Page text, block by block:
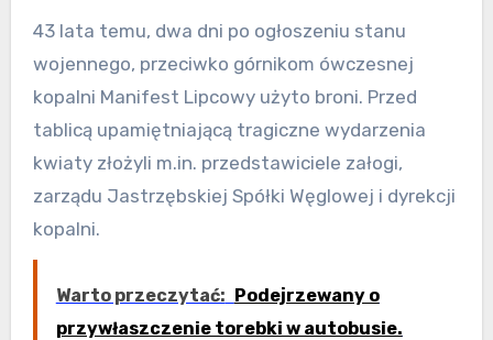
43 lata temu, dwa dni po ogłoszeniu stanu
wojennego, przeciwko górnikom ówczesnej
kopalni Manifest Lipcowy użyto broni. Przed
tablicą upamiętniającą tragiczne wydarzenia
kwiaty złożyli m.in. przedstawiciele załogi,
zarządu Jastrzębskiej Spółki Węglowej i dyrekcji
kopalni.
Warto przeczytać: Podejrzewany o
przywłaszczenie torebki w autobusie.